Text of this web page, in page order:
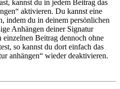
kannst du in jedem Beitrag das
aktivieren. Du kannst eine
indem du in deinem persönlichen
Anhängen deiner Signatur
Beitrag dennoch ohne
so kannst du dort einfach das
anhängen“ wieder deaktivieren.